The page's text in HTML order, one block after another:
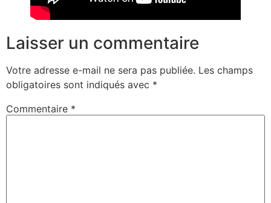
Laisser un commentaire
Votre adresse e-mail ne sera pas publiée. Les champs
obligatoires sont indiqués avec *
Commentaire *